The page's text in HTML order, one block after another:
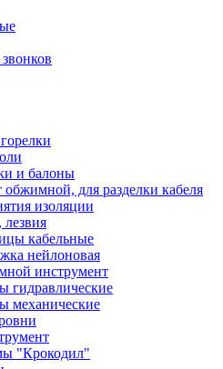
и балоны
для разделки кабеля
изоляции
кабельные
нейлоновая
инструмент
гидравлические
механические
"Крокодил"